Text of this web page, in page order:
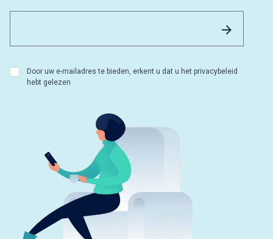
Door uw e-mailadres te bieden, erkent u dat u het privacybeleid
hebt gelezen